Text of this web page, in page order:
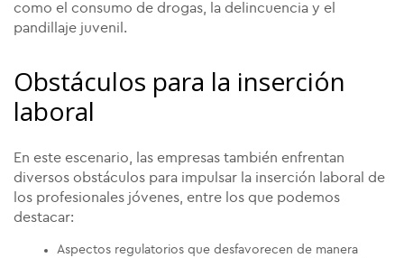
como el consumo de drogas, la delincuencia y el
pandillaje juvenil.
Obstáculos para la inserción
laboral
En este escenario, las empresas también enfrentan
diversos obstáculos para impulsar la inserción laboral de
los profesionales jóvenes, entre los que podemos
destacar:
Aspectos regulatorios que desfavorecen de manera